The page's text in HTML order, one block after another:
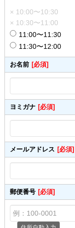
× 10:00〜10:30
× 10:30〜11:00
11:00〜11:30
11:30〜12:00
お名前 [必須]
ヨミガナ [必須]
メールアドレス [必須]
郵便番号 [必須]